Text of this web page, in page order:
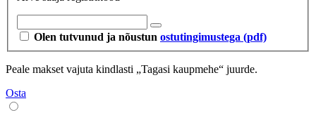
Olen tutvunud ja nõustun ostutingimustega (pdf)
Peale makset vajuta kindlasti „Tagasi kaupmehe“ juurde.
Osta